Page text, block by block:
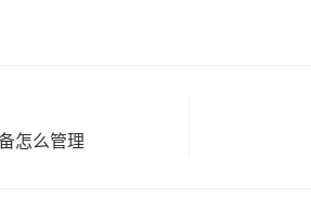
怎么管理